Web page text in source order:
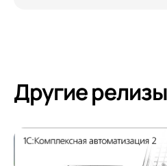
Другие